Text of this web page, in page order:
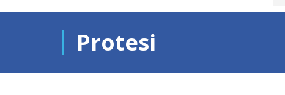
Protesi